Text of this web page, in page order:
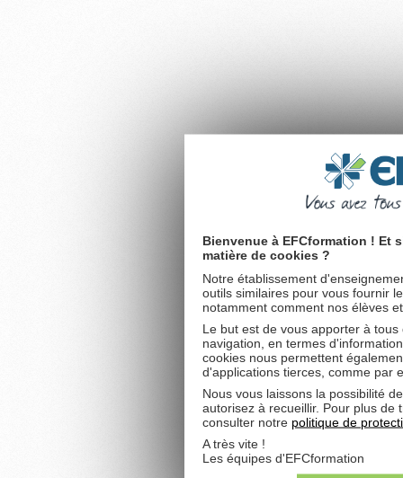
Bienvenue à EFCformation ! Et
matière de cookies ?
Notre établissement
outils similaires pour vous fournir
notamment comment nos élèves
Le but est de vous apporter à
navigation, en termes
cookies nous permettent
d'applications tierces, comme par
Nous vous laissons la possibilité
autorisez à recueillir. Pour plus de
consulter notre politique de
A très vite !
Les équipes d'EFCformation